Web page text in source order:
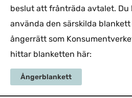
beslut att frånträda avtalet. Du
använda den särskilda
ångerrätt som
hittar blanketten här:
Ångerblankett